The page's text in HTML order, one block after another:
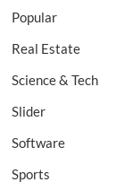
Popular
Real Estate
Science & Tech
Slider
Software
Sports